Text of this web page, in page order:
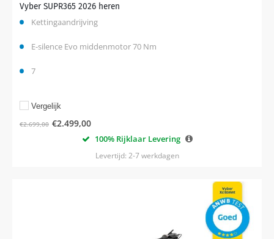
Vyber SUPR365 2026 heren
100% Rijklaar Levering
Levertijd: 2-7 werkdagen
Kettingaandrijving
E-silence Evo middenmotor 70 Nm
7
€2.699,00 €2.499,00
Vergelijk